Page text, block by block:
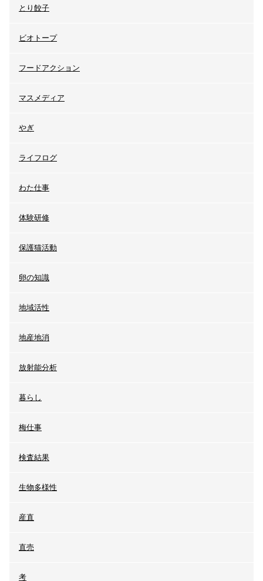
とり餃子
ビオトープ
フードアクション
マスメディア
やぎ
ライフログ
わた仕事
体験研修
保護猫活動
卵の知識
地域活性
地産地消
放射能分析
暮らし
梅仕事
検査結果
生物多様性
産直
直売
考